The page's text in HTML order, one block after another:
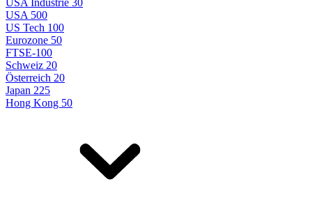
USA Industrie 30
USA 500
US Tech 100
Eurozone 50
FTSE-100
Schweiz 20
Österreich 20
Japan 225
Hong Kong 50